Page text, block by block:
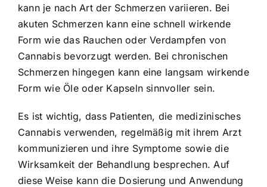
kann je nach Art der Schmerzen variieren. Bei
akuten Schmerzen kann eine schnell wirkende
Form wie das Rauchen oder Verdampfen von
Cannabis bevorzugt werden. Bei chronischen
Schmerzen hingegen kann eine langsam wirkende
Form wie Öle oder Kapseln sinnvoller sein.
Es ist wichtig, dass Patienten, die medizinisches
Cannabis verwenden, regelmäßig mit ihrem Arzt
kommunizieren und ihre Symptome sowie die
Wirksamkeit der Behandlung besprechen. Auf
diese Weise kann die Dosierung und Anwendung